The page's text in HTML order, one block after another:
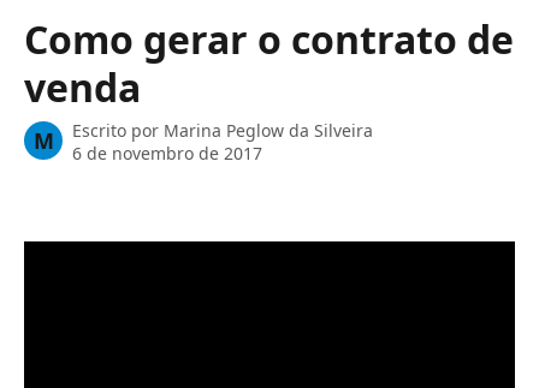
Como gerar o contrato de
venda
M Escrito por Marina Peglow da Silveira
6 de novembro de 2017